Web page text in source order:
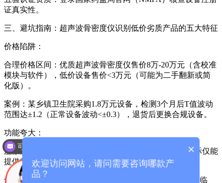
证真实性。
三、避坑指南： 超声波骨密度仪识别低价劣质产品的五大特征
价格陷阱：
合理价格区间：优质超声波骨密度仪售价8万-20万元（含校准
模块与软件），低价设备售价<3万元（可能为二手翻新或简
化版）。
案例：某乡镇卫生院采购1.8万元设备，检测3个月后T值波动
范围达±1.2（正常设备波动<±0.3），退货后更换合规设备。
功能夸大：
虚假宣传：标注“可预测骨折风险”“替代DXA检查”，实际仅能
提供粗略骨密度值。
合规设备：明确标注“辅助筛查工具，确诊需结合DXA与临
×
欢迎访问网站，请问需要咨询哪款产
品？